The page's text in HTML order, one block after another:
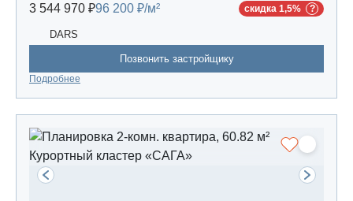
3 544 970 ₽96 200 ₽/м² скидка 1,5%
DARS
Позвонить застройщику
Подробнее